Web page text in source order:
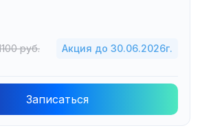
руб. Акция до 30.06.2026г.
Записаться